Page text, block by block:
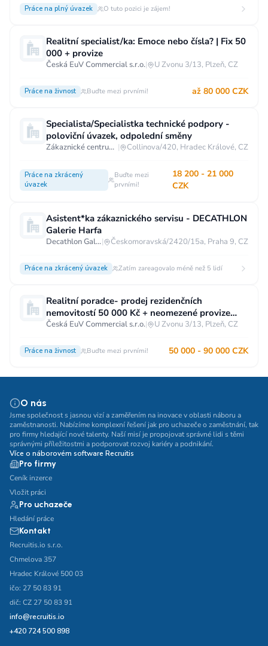
Práce na plný úvazek O tuto pozici je zájem!
Realitní specialist/ka: Emoce nebo čísla? | Fix 50
000 + provize
Česká EuV Commercial s.r.o.| U Zvonu 3/13, Plzeň, CZ
Práce na živnost Buďte mezi prvními! až 80 000 CZK
Specialista/Specialistka technické podpory -
poloviční úvazek, odpolední směny
Zákaznické centrum T-Mobile | Collinova/420, Hradec Králové, CZ
Práce na zkrácený
úvazek
Buďte mezi
prvními!
18 200 - 21 000
CZK
Asistent*ka zákaznického servisu - DECATHLON
Galerie Harfa
Decathlon Galerie Harfa| Českomoravská/2420/15a, Praha 9, CZ
Práce na zkrácený úvazek Zatím zareagovalo méně než 5 lidí
Realitní poradce- prodej rezidenčních
nemovitostí 50 000 Kč + neomezené provize
Plzeň
Česká EuV Commercial s.r.o.| U Zvonu 3/13, Plzeň, CZ
Práce na živnost Buďte mezi prvními! 50 000 - 90 000 CZK
O nás
Jsme společnost s jasnou vizí a zaměřením na inovace v oblasti náboru a
zaměstnanosti. Nabízíme komplexní řešení jak pro uchazeče o zaměstnání, tak
pro firmy hledající nové talenty. Naší misí je propojovat správné lidi s těmi
správnými příležitostmi a podporovat rozvoj kariéry a podnikání.
Více o náborovém software Recruitis
Pro firmy
Ceník inzerce
Vložit práci
Pro uchazeče
Hledání práce
Kontakt
Recruitis.io s.r.o.
Chmelova 357
Hradec Králové 500 03
ičo: 27 50 83 91
dič: CZ 27 50 83 91
info@recruitis.io
+420 724 500 898